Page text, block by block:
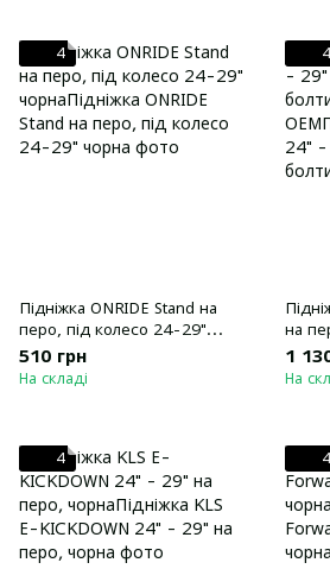
4
Підніжка ONRIDE Stand на
перо, під колесо 24-29"
чорна
510 грн
На складі
4
на
1
На
4 4